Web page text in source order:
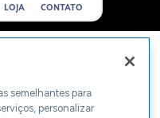
LOJA CONTATO
semelhantes para
personalizar